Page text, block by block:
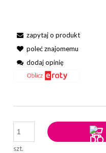
zapytaj o produkt
poleć znajomemu
dodaj opinię
szt.